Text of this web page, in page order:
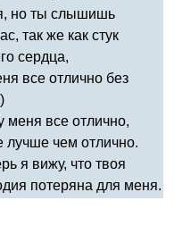
но ты слышишь
так же как стук
сердца,
все отлично без
меня все отлично,
лучше чем отлично.
я вижу, что твоя
потеряна для меня.